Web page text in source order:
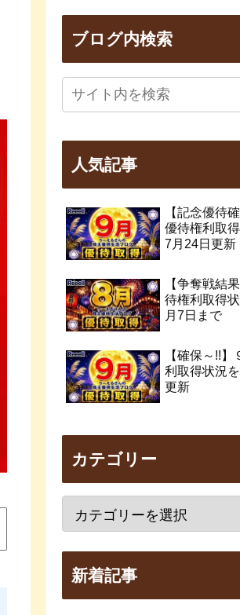
ブログ内検索
人気記事
【記念優待
優待権利取
7月24日更新
【争奪戦結
待権利取得
月7日まで
【確保～!!
利取得状況
更新
カテゴリー
新着記事